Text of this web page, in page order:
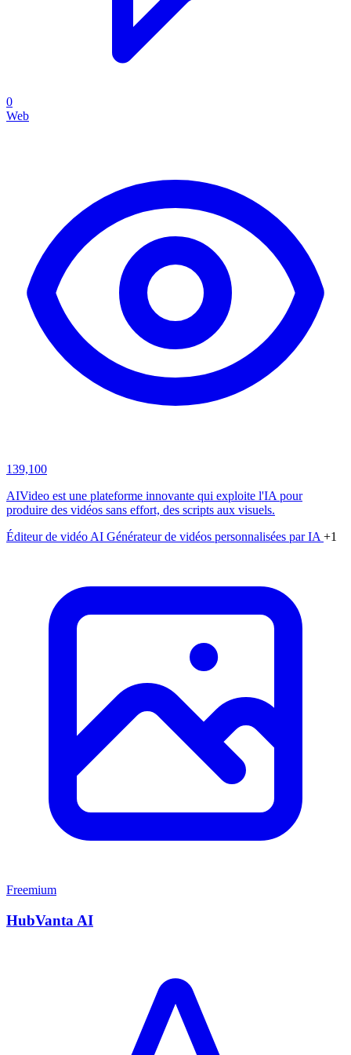
0
Web
139,100
AIVideo est une plateforme innovante qui exploite l'IA pour
produire des vidéos sans effort, des scripts aux visuels.
Éditeur de vidéo AI Générateur de vidéos personnalisées par IA +1
Freemium
HubVanta AI